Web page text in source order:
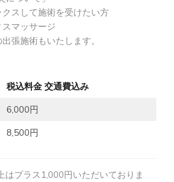
スして施術を受けたい方
マッサージ
張施術もいたします。
税込料金 交通費込み
6,000円
8,500円
はプラス1,000円いただいておりま